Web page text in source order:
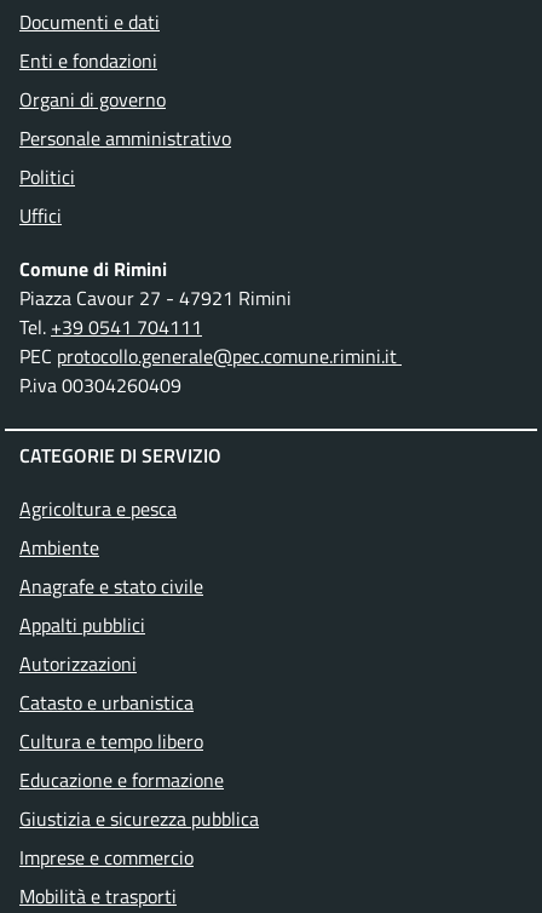
Documenti e dati
Enti e fondazioni
Organi di governo
Personale amministrativo
Politici
Uffici
Comune di Rimini
Piazza Cavour 27 - 47921 Rimini
Tel. +39 0541 704111
PEC protocollo.generale@pec.comune.rimini.it
P.iva 00304260409
CATEGORIE DI SERVIZIO
Agricoltura e pesca
Ambiente
Anagrafe e stato civile
Appalti pubblici
Autorizzazioni
Catasto e urbanistica
Cultura e tempo libero
Educazione e formazione
Giustizia e sicurezza pubblica
Imprese e commercio
Mobilità e trasporti